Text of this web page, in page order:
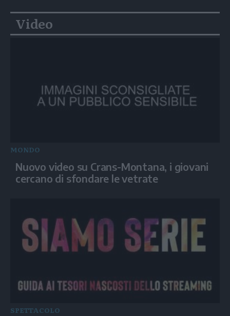
Video
MONDO
Nuovo video su Crans-Montana, i giovani
cercano di sfondare le vetrate
SPETTACOLO